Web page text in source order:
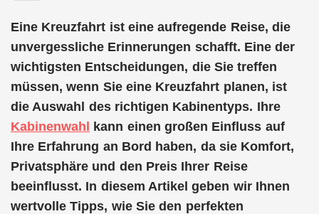
Eine Kreuzfahrt ist eine aufregende Reise, die
unvergessliche Erinnerungen schafft. Eine der
wichtigsten Entscheidungen, die Sie treffen
müssen, wenn Sie eine Kreuzfahrt planen, ist
die Auswahl des richtigen Kabinentyps. Ihre
Kabinenwahl
kann einen großen Einfluss auf
Ihre Erfahrung an Bord haben, da sie Komfort,
Privatsphäre und den Preis Ihrer Reise
beeinflusst. In diesem Artikel geben wir Ihnen
wertvolle Tipps, wie Sie den perfekten